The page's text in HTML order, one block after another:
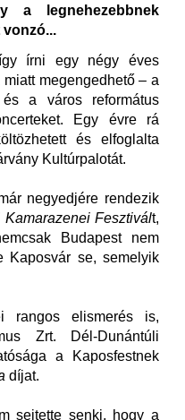
a legnehezebbnek
vonzó...
írni egy négy éves
megengedhető – a
a város református
Egy évre rá
és elfoglalta
Kultúrpalotát.
negyedjére rendezik
Fesztivált,
Budapest nem
Kaposvár se, semelyik
rangos elismerés is,
Zrt. Dél-Dunántúli
a Kaposfestnek
díjat.
sejtette senki, hogy a